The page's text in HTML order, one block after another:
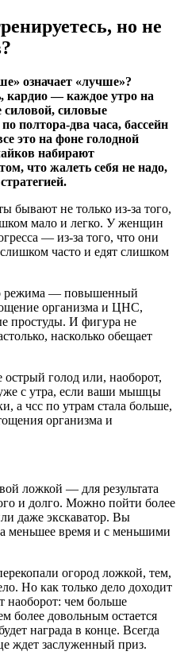
но не
означает «лучше»?
кардио — каждое утро на
силовой, силовые
полтора-два часа, бассейн
это на фоне голодной
набирают
что жалеть себя не надо,
бывают не только из-за того,
мало и легко. У женщин
— из-за того, что они
часто и едят слишком
режима — повышенный
организма и ЦНС,
простуды. И фигура не
насколько обещает
острый голод или, наоборот,
с утра, если ваши мышцы
а чсс по утрам стала больше,
организма и
ложкой — для результата
и долго. Можно пойти более
даже экскаватор. Вы
меньшее время и с меньшими
огород ложкой, тем,
Но как только дело доходит
наоборот: чем больше
более довольным остается
награда в конце. Всегда
ждет заслуженный приз.